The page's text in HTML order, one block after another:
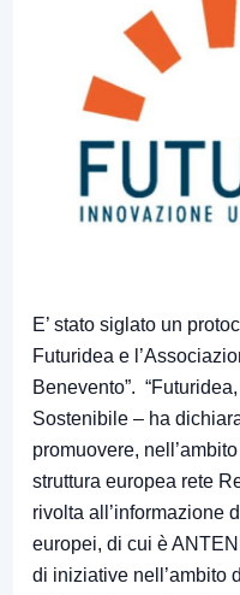
E’ stato siglato un
Futuridea e
Benevento”.
Sostenibile – ha
promuovere,
struttura europea rete
rivolta all’informazione
europei, di cui è
di iniziative nell’ambito